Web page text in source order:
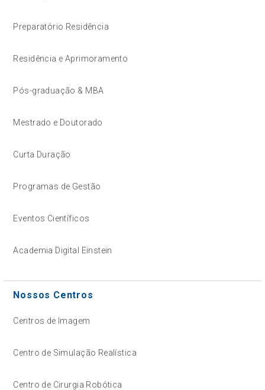
Preparatório Residência
Residência e Aprimoramento
Pós-graduação & MBA
Mestrado e Doutorado
Curta Duração
Programas de Gestão
Eventos Científicos
Academia Digital Einstein
Nossos Centros
Centros de Imagem
Centro de Simulação Realística
Centro de Cirurgia Robótica